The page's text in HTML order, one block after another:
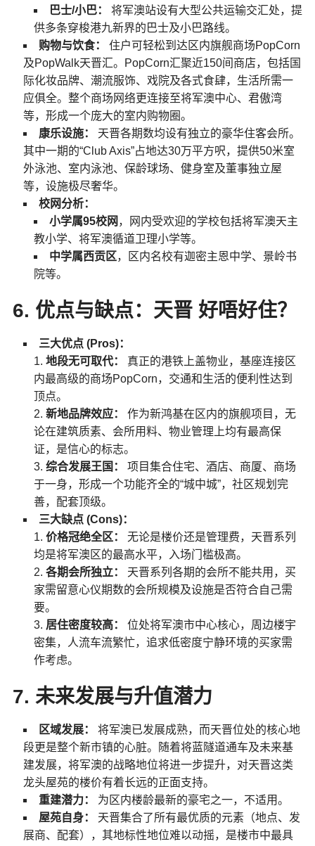
巴士/小巴：
将军澳站设有大型公共运输交汇处，提
供多条穿梭港九新界的巴士及小巴路线。
购物与饮食：
住户可轻松到达区内旗舰商场PopCorn
及PopWalk天晋汇。PopCorn汇聚近150间商店，包括国
际化妆品牌、潮流服饰、戏院及各式食肆，生活所需一
应俱全。整个商场网络更连接至将军澳中心、君傲湾
等，形成一个庞大的室内购物圈。
康乐设施：
天晋各期数均设有独立的豪华住客会所。
其中一期的“Club Axis”占地达30万平方呎，提供50米室
外泳池、室内泳池、保龄球场、健身室及董事独立屋
等，设施极尽奢华。
校网分析：
小学属95校网 ，网内受欢迎的学校包括将军澳天主
教小学、将军澳循道卫理小学等。
中学属西贡区，区内名校有迦密主恩中学、景岭书
院等。
6. 优点与缺点：天晋 好唔好住？
三大优点 (Pros)：
地段无可取代：
真正的港铁上盖物业，基座连接区
内最高级的商场PopCorn，交通和生活的便利性达到
顶点。
新地品牌效应：
作为新鸿基在区内的旗舰项目，无
论在建筑质素、会所用料、物业管理上均有最高保
证，是信心的标志。
综合发展王国：
项目集合住宅、酒店、商厦、商场
于一身，形成一个功能齐全的“城中城”，社区规划完
善，配套顶级。
三大缺点 (Cons)：
价格冠绝全区：
无论是楼价还是管理费，天晋系列
均是将军澳区的最高水平，入场门槛极高。
各期会所独立：
天晋系列各期的会所不能共用，买
家需留意心仪期数的会所规模及设施是否符合自己需
要。
居住密度较高：
位处将军澳市中心核心，周边楼宇
密集，人流车流繁忙，追求低密度宁静环境的买家需
作考虑。
7. 未来发展与升值潜力
区域发展：
将军澳已发展成熟，而天晋位处的核心地
段更是整个新市镇的心脏。随着将蓝隧道通车及未来基
建发展，将军澳的战略地位将进一步提升，对天晋这类
龙头屋苑的楼价有着长远的正面支持。
重建潜力：
为区内楼龄最新的豪宅之一，不适用。
屋苑自身：
天晋集合了所有最优质的元素（地点、发
展商、配套），其地标性地位难以动摇，是楼市中最具